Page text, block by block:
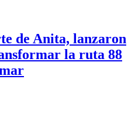
de Anita, lanzaron
la ruta 88